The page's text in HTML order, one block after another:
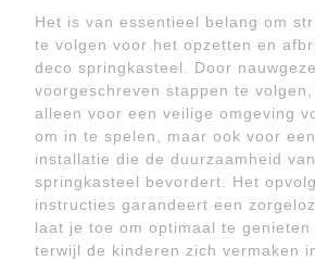
Het is van essentieel belang om
te volgen voor het opzetten en
deco springkasteel. Door
voorgeschreven stappen te
alleen voor een veilige omgeving
om in te spelen, maar ook voor
installatie die de duurzaamheid
springkasteel bevordert. Het
instructies garandeert een
laat je toe om optimaal te
terwijl de kinderen zich vermaken